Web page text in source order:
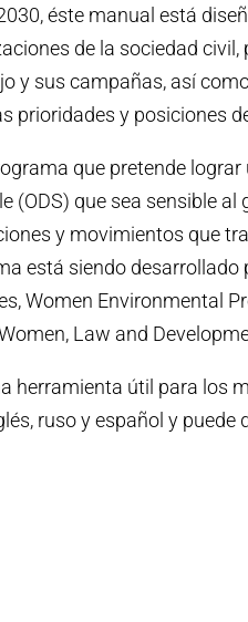
éste manual está
de la sociedad
y sus campañas, así
prioridades y posiciones
que pretende
(ODS) que sea sensible
y movimientos que
está siendo desarrollado
Women Environmental
Law and
herramienta útil para los
ruso y español y puede